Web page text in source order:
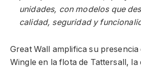
unidades, con modelos que
calidad, seguridad y
Great Wall amplifica su presencia
Wingle en la flota de Tattersall, la